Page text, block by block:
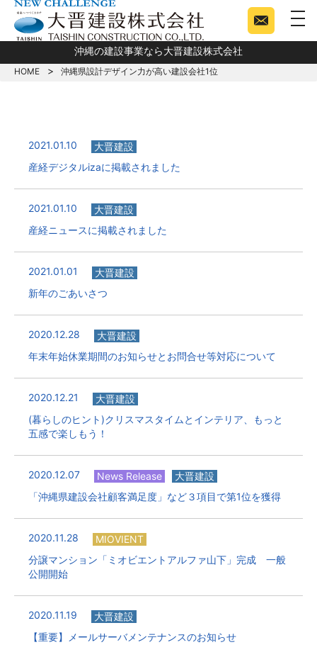
沖縄の建設事業なら大晋建設株式会社
HOME 沖縄県設計デザイン力が高い建設会社1位
2021.01.10
大晋建設
産経デジタルizaに掲載されました
2021.01.10
大晋建設
産経ニュースに掲載されました
2021.01.01
大晋建設
新年のごあいさつ
2020.12.28
大晋建設
年末年始休業期間のお知らせとお問合せ等対応について
2020.12.21
大晋建設
(暮らしのヒント)クリスマスタイムとインテリア、もっと
五感で楽しもう！
2020.12.07 News Release
大晋建設
「沖縄県建設会社顧客満足度」など３項目で第1位を獲得
2020.11.28
MIOVIENT
分譲マンション「ミオビエントアルファ山下」完成 一般
公開開始
2020.11.19
大晋建設
【重要】メールサーバメンテナンスのお知らせ